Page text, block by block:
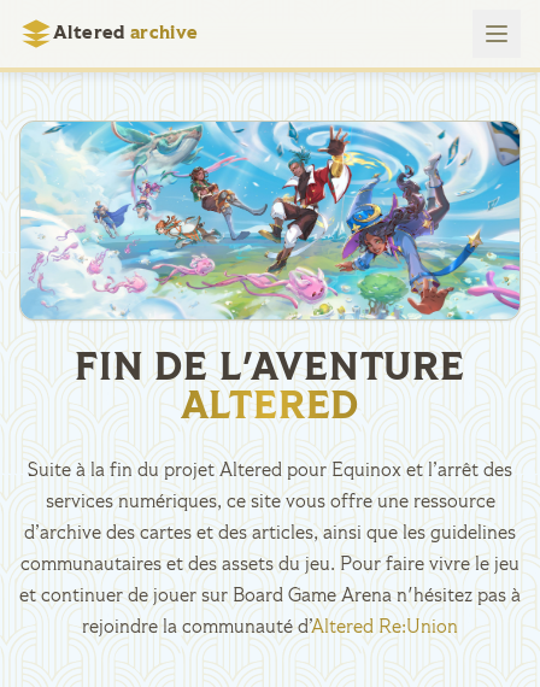
Altered archive
FIN DE L'AVENTURE
ALTERED
Suite à la fin du projet Altered pour Equinox et l’arrêt des
services numériques, ce site vous offre une ressource
d’archive des cartes et des articles, ainsi que les guidelines
communautaires et des assets du jeu. Pour faire vivre le jeu
et continuer de jouer sur Board Game Arena n'hésitez pas à
rejoindre la communauté d’Altered Re:Union